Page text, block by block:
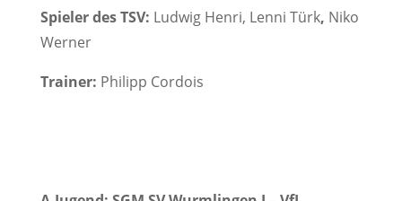
Spieler des TSV: Ludwig Henri, Lenni Türk, Niko
Werner
Trainer: Philipp Cordois